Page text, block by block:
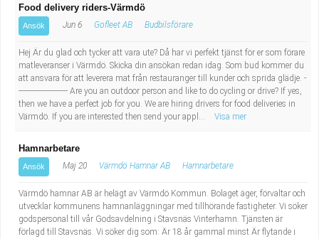
Food delivery riders-Värmdö
Ansök Jun 6 Gofleet AB Budbilsförare
Hej Är du glad och tycker att vara ute? Då har vi perfekt tjänst för er som förare
matleveranser i Värmdö. Skicka din ansökan redan idag. Som bud kommer du
att ansvara för att leverera mat från restauranger till kunder och sprida glädje. -
----------------------- Are you an outdoor person and like to do cycling or drive? If yes,
then we have a perfect job for you. We are hiring drivers for food deliveries in
Värmdö. If you are interested then send your appl...
Visa mer
Hamnarbetare
Ansök Maj 20 Värmdö Hamnar AB Hamnarbetare
Värmdö hamnar AB är helägt av Värmdö Kommun. Bolaget äger, förvaltar och
utvecklar kommunens hamnanläggningar med tillhörande fastigheter. Vi söker
godspersonal till vår Godsavdelning i Stavsnäs Vinterhamn. Tjänsten är
förlagd till Stavsnäs. Vi söker dig som: Är 18 år gammal minst Är flytande i